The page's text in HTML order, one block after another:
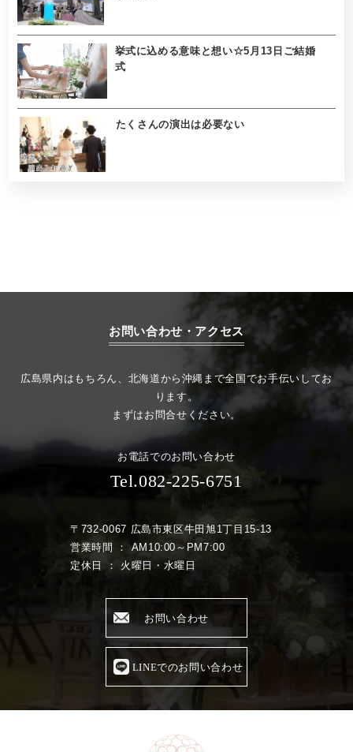
挙式に込める意味と想い☆5月13日ご結婚
式
たくさんの演出は必要ない
お問い合わせ・アクセス
広島県内はもちろん、北海道から沖縄まで全国でお手伝いしてお
ります。
まずはお問合せください。
お電話でのお問い合わせ
Tel.082-225-6751
〒732-0067 広島市東区牛田旭1丁目15-13
営業時間 ： AM10:00～PM7:00
定休日 ： 火曜日・水曜日
お問い合わせ
LINEでのお問い合わせ